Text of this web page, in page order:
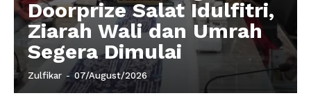
Doorprize Salat Idulfitri,
Ziarah Wali dan Umrah
Segera Dimulai
Zulfikar - 07/August/2026